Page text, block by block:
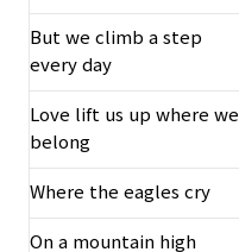
But we climb a step
every day
Love lift us up where we
belong
Where the eagles cry
On a mountain high